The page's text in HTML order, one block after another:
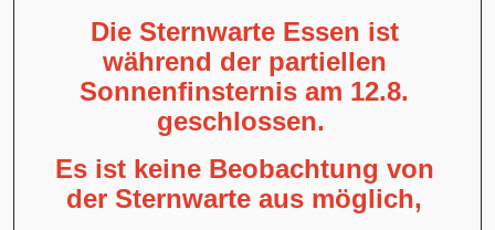
Die Sternwarte Essen ist
während der partiellen
Sonnenfinsternis am 12.8.
geschlossen.
Es ist keine Beobachtung von
der Sternwarte aus möglich,